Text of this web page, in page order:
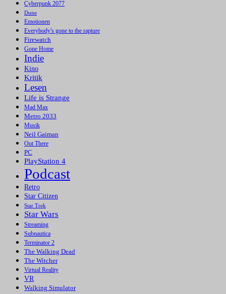
Cyberpunk 2077
Dune
Emotionen
Everybody's gone to the rapture
Firewatch
Gone Home
Indie
Kino
Kritik
Lesen
Life is Strange
Mad Max
Metro 2033
Musik
Neil Gaiman
Out There
PC
PlayStation 4
Podcast
Retro
Star Citizen
Star Trek
Star Wars
Streaming
Subnautica
Terminator 2
The Walking Dead
The Witcher
Virtual Reality
VR
Walking Simulator